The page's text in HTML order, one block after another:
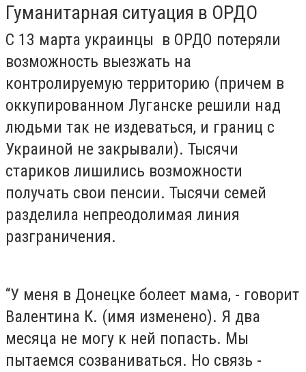
Гуманитарная ситуация в ОРДО
С 13 марта украинцы в ОРДО потеряли
возможность выезжать на
контролируемую территорию (причем в
оккупированном Луганске решили над
людьми так не издеваться, и границ с
Украиной не закрывали). Тысячи
стариков лишились возможности
получать свои пенсии. Тысячи семей
разделила непреодолимая линия
разграничения.
“У меня в Донецке болеет мама, - говорит
Валентина К. (имя изменено). Я два
месяца не могу к ней попасть. Мы
пытаемся созваниваться. Но связь -